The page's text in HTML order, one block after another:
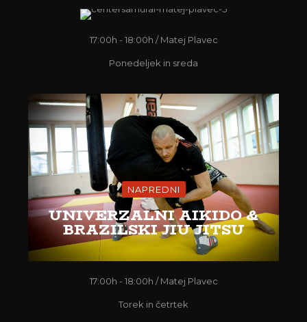
17:00h - 18:00h / Matej Plavec
Ponedeljek in sreda
NAPREDNI
UNIVERZALNI AIKIDO &
BRAZILSKI JIU JITSU
17:00h - 18:00h / Matej Plavec
Torek in četrtek